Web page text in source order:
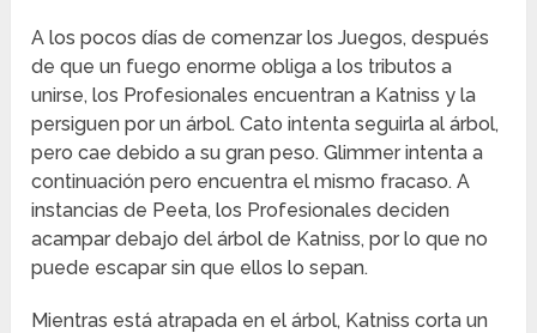
A los pocos días de comenzar los Juegos, después
de que un fuego enorme obliga a los tributos a
unirse, los Profesionales encuentran a Katniss y la
persiguen por un árbol. Cato intenta seguirla al árbol,
pero cae debido a su gran peso. Glimmer intenta a
continuación pero encuentra el mismo fracaso. A
instancias de Peeta, los Profesionales deciden
acampar debajo del árbol de Katniss, por lo que no
puede escapar sin que ellos lo sepan.
Mientras está atrapada en el árbol, Katniss corta un